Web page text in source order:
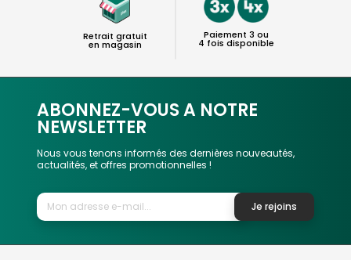
Retrait gratuit
en magasin
Paiement 3 ou
4 fois disponible
ABONNEZ-VOUS A NOTRE
NEWSLETTER
Nous vous tenons informés des dernières nouveautés,
actualités, et offres promotionnelles !
Je rejoins